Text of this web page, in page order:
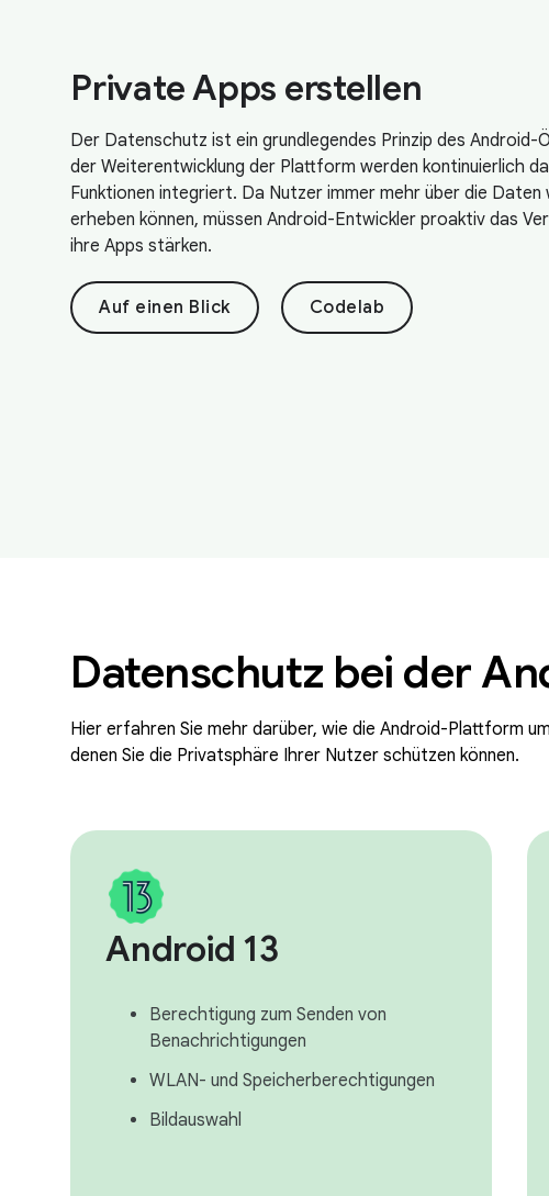
Private Apps erstellen
Der Datenschutz ist ein grundlegendes Prinzip des Android-
der Weiterentwicklung der Plattform werden kontinuierlich
Funktionen integriert. Da Nutzer immer mehr über die Daten
erheben können, müssen Android-Entwickler proaktiv das
ihre Apps stärken.
Auf einen Blick Codelab
Datenschutz bei der
Hier erfahren Sie mehr darüber, wie die Android-Plattform
denen Sie die Privatsphäre Ihrer Nutzer schützen können.
Android 13
Berechtigung zum Senden von
Benachrichtigungen
WLAN- und Speicherberechtigungen
Bildauswahl